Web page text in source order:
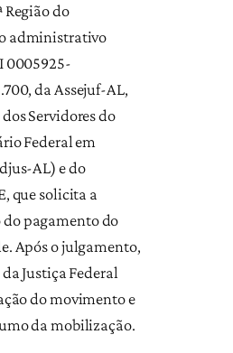
Região do
administrativo
0005925-
da Assejuf-AL,
Servidores do
Federal em
AL) e do
que solicita a
pagamento do
Após o julgamento,
Justiça Federal
do movimento e
da mobilização.